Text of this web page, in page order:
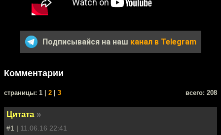
Подписывайся на наш канал в Telegram
Комментарии
cтраницы: 1 | 2 3 всего: 208
Цитата »
#1 | 11.06.16 22:41